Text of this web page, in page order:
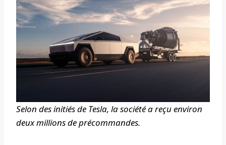
Selon des initiés de Tesla, la société a reçu environ
deux millions de précommandes.